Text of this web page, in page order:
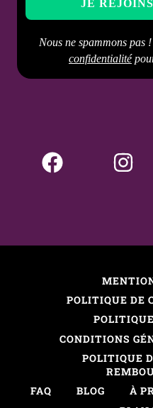
Nous ne spammons pas
confidentialité
POLITIQUE DE
CONDITIONS
POLITIQUE
FAQ
BLOG À